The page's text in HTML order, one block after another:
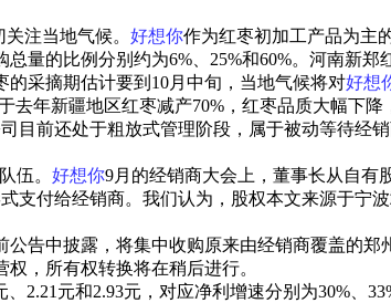
注当地气候。 好想你作为红枣初加工产品为主
的比例分别约为6%、25%和60%。河南新郑
采摘期估计要到10月中旬，当地气候将对好想
年新疆地区红枣减产70%，红枣品质大幅下降
目前还处于粗放式管理阶段，属于被动等待
伍。 好想你9月的经销商大会上，董事长从自有
支付给经销商。我们认为，股权本文来源于宁
中披露，将集中收购原来由经销商覆盖的郑
，所有权转换将在稍后进行。
元和2.93元，对应净利增速分别为30%、